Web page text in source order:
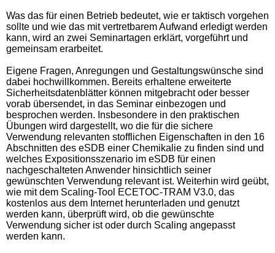
Was das für einen Betrieb bedeutet, wie er taktisch vorgehen
sollte und wie das mit vertretbarem Aufwand erledigt werden
kann, wird an zwei Seminartagen erklärt, vorgeführt und
gemeinsam erarbeitet.
Eigene Fragen, Anregungen und Gestaltungswünsche sind
dabei hochwillkommen. Bereits erhaltene erweiterte
Sicherheitsdatenblätter können mitgebracht oder besser
vorab übersendet, in das Seminar einbezogen und
besprochen werden. Insbesondere in den praktischen
Übungen wird dargestellt, wo die für die sichere
Verwendung relevanten stofflichen Eigenschaften in den 16
Abschnitten des eSDB einer Chemikalie zu finden sind und
welches Expositionsszenario im eSDB für einen
nachgeschalteten Anwender hinsichtlich seiner
gewünschten Verwendung relevant ist. Weiterhin wird geübt,
wie mit dem Scaling-Tool ECETOC-TRAM V3.0, das
kostenlos aus dem Internet herunterladen und genutzt
werden kann, überprüft wird, ob die gewünschte
Verwendung sicher ist oder durch Scaling angepasst
werden kann.